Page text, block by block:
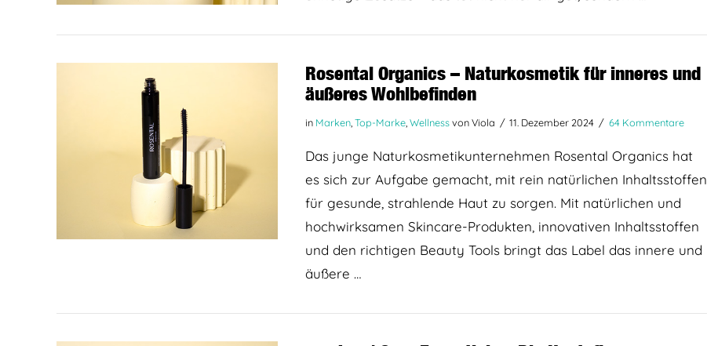
Rosental Organics – Naturkosmetik für inneres und
äußeres Wohlbefinden
in Marken, Top-Marke, Wellnessvon Viola 11. Dezember 2024 64 Kommentare
Das junge Naturkosmetikunternehmen Rosental Organics hat
es sich zur Aufgabe gemacht, mit rein natürlichen Inhaltsstoffen
für gesunde, strahlende Haut zu sorgen. Mit natürlichen und
hochwirksamen Skincare-Produkten, innovativen Inhaltsstoffen
und den richtigen Beauty Tools bringt das Label das innere und
äußere …